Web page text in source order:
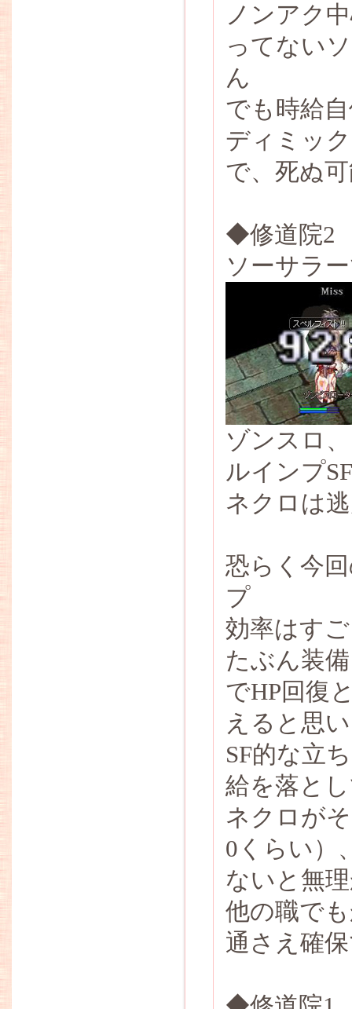
ノンアク
ってない
ん
でも時給
ディミッ
で、死ぬ
◆修道院2
ソーサラ
ゾンスロ
ルインプ
ネクロは
恐らく今
プ
効率はす
たぶん装
でHP回復
えると思
SF的な立
給を落と
ネクロが
0くらい）
ないと無
他の職で
通さえ確